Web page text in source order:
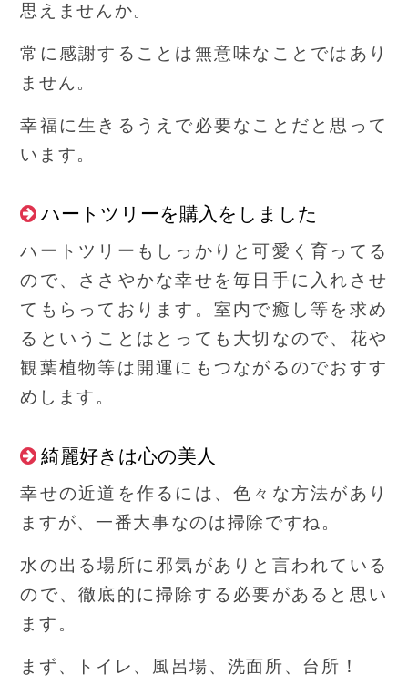
思えませんか。
常に感謝することは無意味なことではあり
ません。
幸福に生きるうえで必要なことだと思って
います。
ハートツリーを購入をしました
ハートツリーもしっかりと可愛く育ってる
ので、ささやかな幸せを毎日手に入れさせ
てもらっております。室内で癒し等を求め
るということはとっても大切なので、花や
観葉植物等は開運にもつながるのでおすす
めします。
綺麗好きは心の美人
幸せの近道を作るには、色々な方法があり
ますが、一番大事なのは掃除ですね。
水の出る場所に邪気がありと言われている
ので、徹底的に掃除する必要があると思い
ます。
まず、トイレ、風呂場、洗面所、台所！